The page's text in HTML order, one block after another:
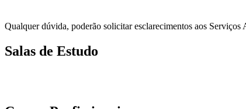
Qualquer dúvida, poderão solicitar esclarecimentos aos
Salas de Estudo